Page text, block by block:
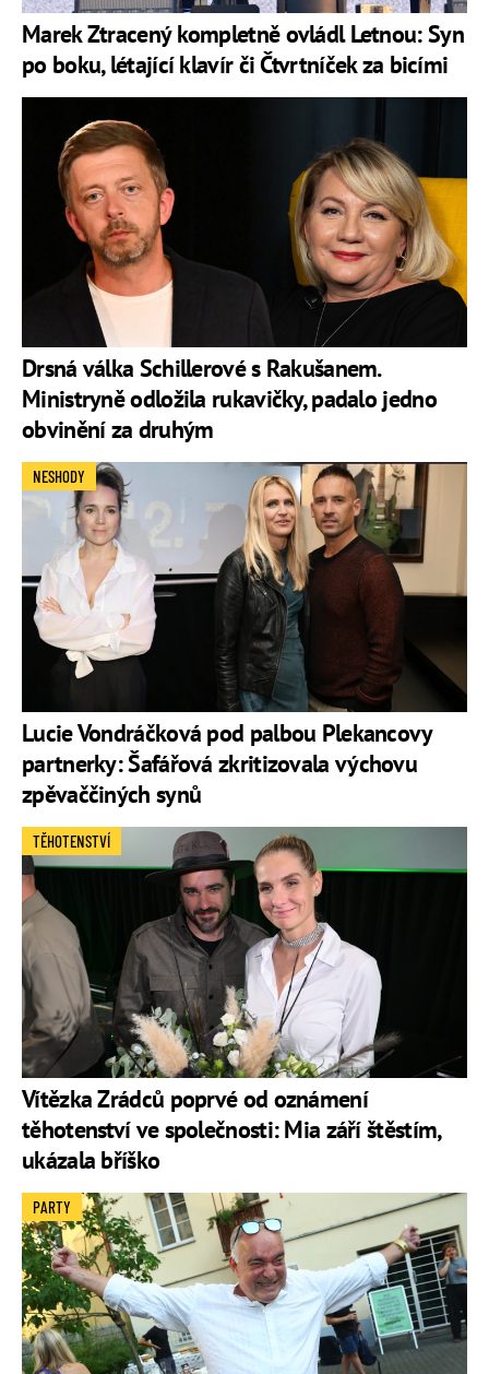
Marek Ztracený kompletně ovládl Letnou: Syn
po boku, létající klavír či Čtvrtníček za bicími
Drsná válka Schillerové s Rakušanem.
Ministryně odložila rukavičky, padalo jedno
obvinění za druhým
Lucie Vondráčková pod palbou Plekancovy
partnerky: Šafářová zkritizovala výchovu
zpěvaččiných synů
NESHODY
Vítězka Zrádců poprvé od oznámení
těhotenství ve společnosti: Mia září štěstím,
ukázala bříško
TĚHOTENSTVÍ
PARTY